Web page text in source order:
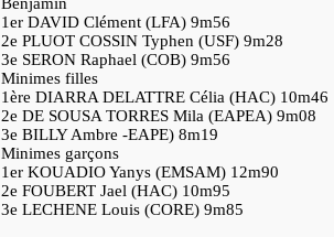
1er DAVID Clément (LFA) 9m56
2e PLUOT COSSIN Typhen (USF) 9m28
3e SERON Raphael (COB) 9m56
Minimes filles
1ère DIARRA DELATTRE Célia (HAC) 10m46
2e DE SOUSA TORRES Mila (EAPEA) 9m08
3e BILLY Ambre -EAPE) 8m19
Minimes garçons
1er KOUADIO Yanys (EMSAM) 12m90
2e FOUBERT Jael (HAC) 10m95
3e LECHENE Louis (CORE) 9m85